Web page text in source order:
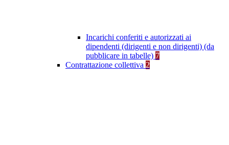
Incarichi conferiti e autorizzati ai
dipendenti (dirigenti e non dirigenti) (da
pubblicare in tabelle) 7
Contrattazione collettiva 2